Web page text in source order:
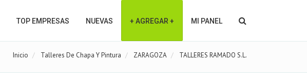
TOP EMPRESAS NUEVAS + AGREGAR + MI PANEL
Inicio Talleres De Chapa Y Pintura ZARAGOZA TALLERES RAMADO S.L.